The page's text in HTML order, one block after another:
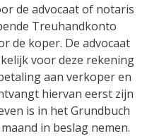
de advocaat of notaris
Treuhandkonto
de koper. De advocaat
voor deze rekening
aan verkoper en
hiervan eerst zijn
is in het Grundbuch
in beslag nemen.